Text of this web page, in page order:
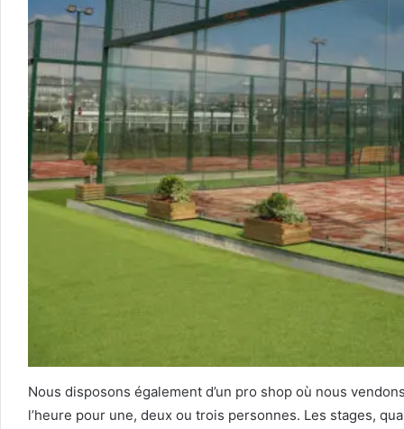
Nous disposons également d’un pro shop où nous
l’heure pour une, deux ou trois personnes. Les stages,